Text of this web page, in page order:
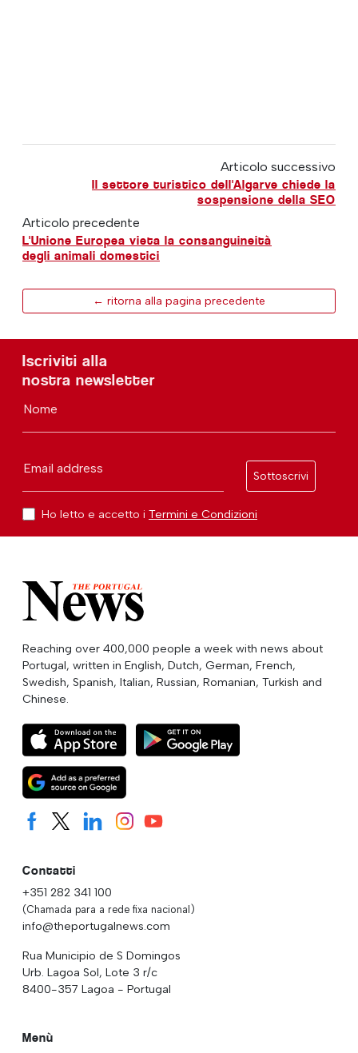
Articolo successivo
Il settore turistico dell'Algarve chiede la
sospensione della SEO
Articolo precedente
L'Unione Europea vieta la consanguineità
degli animali domestici
← ritorna alla pagina precedente
Iscriviti alla
nostra newsletter
Nome
Email address
Sottoscrivi
Ho letto e accetto i Termini e Condizioni
Reaching over 400,000 people a week with news about
Portugal, written in English, Dutch, German, French,
Swedish, Spanish, Italian, Russian, Romanian, Turkish and
Chinese.
Contatti
+351 282 341 100
(Chamada para a rede fixa nacional)
info@theportugalnews.com
Rua Municipio de S Domingos
Urb. Lagoa Sol, Lote 3 r/c
8400-357 Lagoa - Portugal
Menù